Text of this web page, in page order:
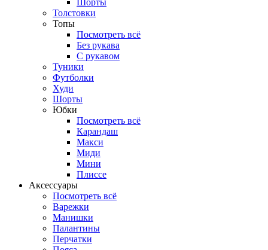
Толстовки
Топы
Посмотреть всё
Без рукава
С рукавом
Туники
Футболки
Худи
Шорты
Юбки
Посмотреть всё
Карандаш
Макси
Миди
Мини
Плиссе
Аксессуары
Посмотреть всё
Варежки
Манишки
Палантины
Перчатки